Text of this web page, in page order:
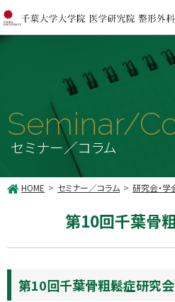
Seminar/
セミナー／コラム
HOME セミナー／コラム 研究会・学
第10回千葉骨
第10回千葉骨粗鬆症研究会